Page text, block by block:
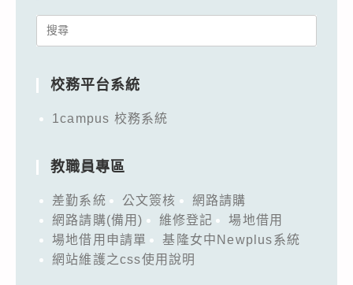
Search
校務平台系統
1campus 校務系統
教職員專區
差勤系統 公文簽核
網路請購
網路請購(備用)
維修登記
場地借用
場地借用申請單
基隆女中Newplus系統
網站維護之css使用說明